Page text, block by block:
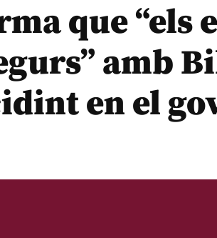
que “els
amb
en el